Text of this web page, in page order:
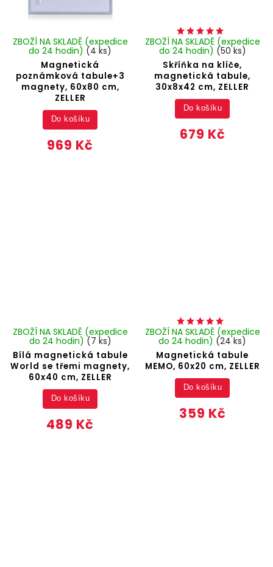
Magnetická
poznámková tabule+3
magnety, 60x80 cm,
ZELLER
ZBOŽÍ NA SKLADĚ (expedice
do 24 hodin) (4 ks)
969 Kč
Do košíku
Skříňka na klíče,
magnetická tabule,
30x8x42 cm, ZELLER
ZBOŽÍ NA SKLADĚ (expedice
do 24 hodin) (50 ks)
679 Kč
Do košíku
Bílá magnetická tabule
World se třemi magnety,
60x40 cm, ZELLER
ZBOŽÍ NA SKLADĚ (expedice
do 24 hodin) (7 ks)
489 Kč
Do košíku
Magnetická tabule
MEMO, 60x20 cm, ZELLER
ZBOŽÍ NA SKLADĚ (expedice
do 24 hodin) (24 ks)
359 Kč
Do košíku